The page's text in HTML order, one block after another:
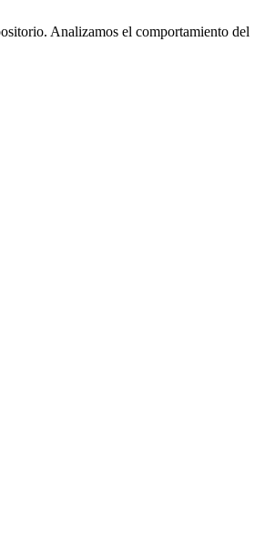
Analizamos el comportamiento del